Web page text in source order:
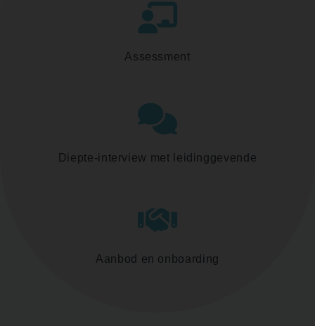
Assessment
Diepte-interview met leidinggevende
Aanbod en onboarding